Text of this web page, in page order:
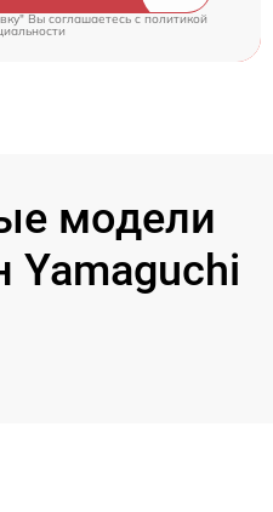
Вы соглашаетесь cполитикой
модели